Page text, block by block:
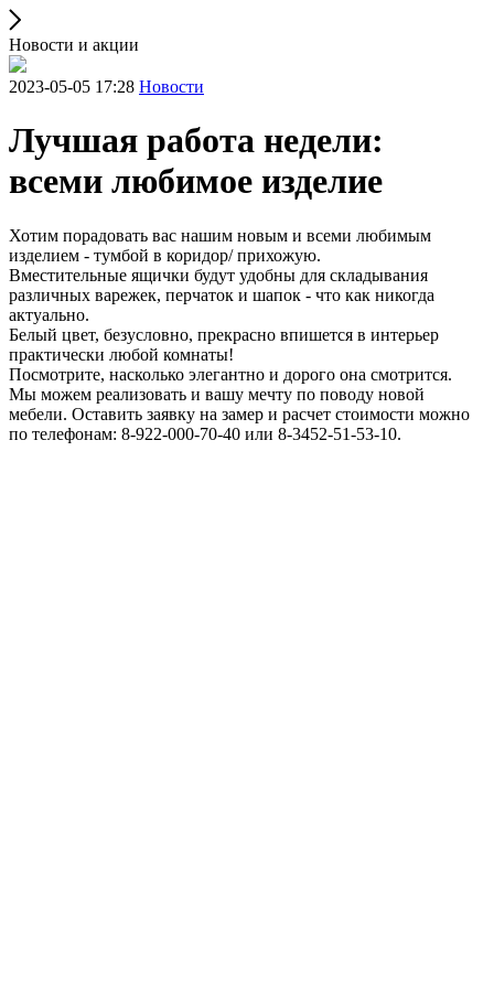
Новости и акции
2023-05-05 17:28 Новости
Лучшая работа недели:
всеми любимое изделие
Хотим порадовать вас нашим новым и всеми любимым
изделием - тумбой в коридор/ прихожую.
Вместительные ящички будут удобны для складывания
различных варежек, перчаток и шапок - что как никогда
актуально.
Белый цвет, безусловно, прекрасно впишется в интерьер
практически любой комнаты!
Посмотрите, насколько элегантно и дорого она смотрится.
Мы можем реализовать и вашу мечту по поводу новой
мебели. Оставить заявку на замер и расчет стоимости можно
по телефонам: 8-922-000-70-40 или 8-3452-51-53-10.